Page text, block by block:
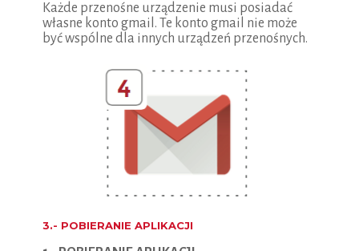
Każde przenośne urządzenie musi posiadać
własne konto gmail. Te konto gmail nie może
być wspólne dla innych urządzeń przenośnych.
3.- POBIERANIE APLIKACJI